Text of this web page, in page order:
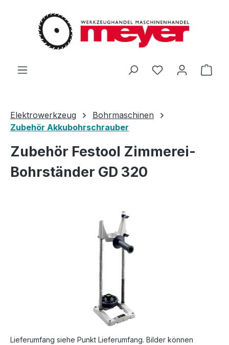
Zum Hauptinhalt springen
Du hast 0
Elektrowerkzeug
Bohrmaschinen
Zubehör Akkubohrschrauber
Zubehör Festool Zimmerei-
Bohrständer GD 320
Lieferumfang siehe Punkt Lieferumfang. Bilder können